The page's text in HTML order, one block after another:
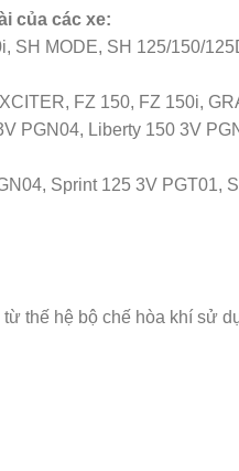
của các xe:
MODE, SH 125/150/
FZ 150, FZ 150i,
PGN04, Liberty 150 3V
Sprint 125 3V PGT01,
thế hệ bộ chế hòa khí sử